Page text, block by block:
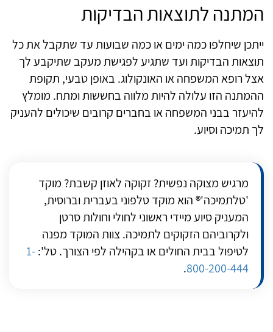
המתנה לתוצאות הבדיקות
ייתכן שיחלפו כמה ימים או כמה שבועות עד שתקבל את כל
תוצאות הבדיקות ועד שתגיע לפגישת מעקב שתיקבע לך
אצל רופא המשפחה או האונקולוג. באופן טבעי, תקופת
ההמתנה הזו עלולה להיות מלווה בחששות ומתח. מומלץ
להיעזר בבני המשפחה או בחברים קרובים שיכולים להעניק
לך תמיכה וסיוע.
מרגיש מצוקה נפשית?זקוקה לאוזן קשבת? מוקד
'טלתמיכה'® הוא מוקד טלפוני בעברית וברוסית,
המעניק סיוע מיידי ראשוני לחולי וחולות סרטן
ולקרוביהם הזקוקים לתמיכה. צוות המוקד מפנה
לטיפול בבית החולים או בקהילה לפי הצורך. טל':1-
800-200-444
.